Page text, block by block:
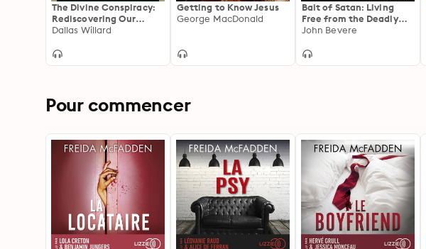
The Divine Conspiracy:
Rediscovering Our
Hidden Life in God
Dallas Willard
Getting to Know Jesus
George MacDonald
Bait of Satan: Living
Free from the Deadly
Trap of Offense
John Bevere
Pour commencer